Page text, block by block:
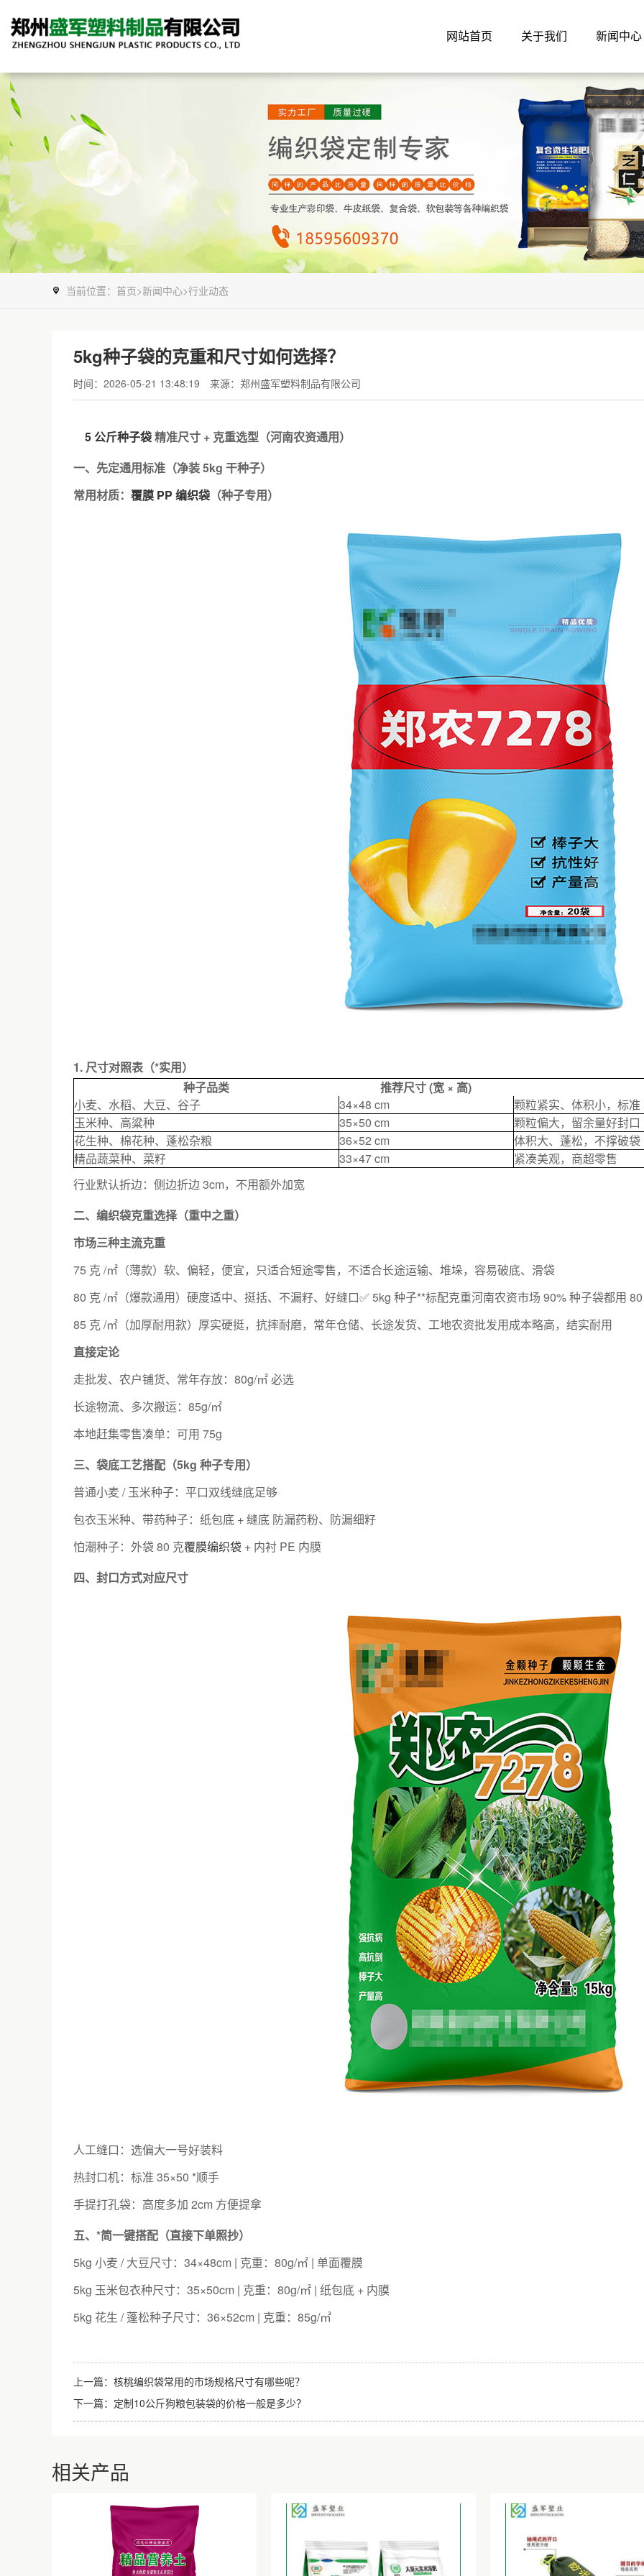
网站首页 关于我们 新闻中心
当前位置： 首页>新闻中心>行业动态
5kg种子袋的克重和尺寸如何选择？
时间：2026-05-21 13:48:19 来源：郑州盛军塑料制品有限公司
5 公斤种子袋精准尺寸 + 克重选型（河南农资通用）
一、先定通用标准（净装 5kg 干种子）
常用材质： 覆膜 PP 编织袋 （种子专用）
1. 尺寸对照表（*实用）
种子品类
推荐尺寸 (宽 × 高)
小麦、水稻、大豆、谷子
34×48 cm
颗粒紧实、体积小，标
玉米种、高粱种
35×50 cm
颗粒偏大，留余量好封口
花生种、棉花种、蓬松杂粮
36×52 cm
体积大、蓬松，不撑破袋
精品蔬菜种、菜籽
33×47 cm
紧凑美观，商超零售
行业默认折边：侧边折边 3cm，不用额外加宽
二、编织袋克重选择（重中之重）
市场三种主流克重
75 克 /㎡（薄款）软、偏轻，便宜，只适合短途零售，不适合长途运输、堆垛，容易破底、滑袋
80 克 /㎡（爆款通用）硬度适中、挺括、不漏籽、好缝口✅ 5kg 种子**标配克重河南农资市场 90% 种子袋都用
85 克 /㎡（加厚耐用款）厚实硬挺，抗摔耐磨，常年仓储、长途发货、工地农资批发用成本略高，结实耐用
直接定论
走批发、农户铺货、常年存放：80g/㎡ 必选
长途物流、多次搬运：85g/㎡
本地赶集零售凑单：可用 75g
三、袋底工艺搭配（5kg 种子专用）
普通小麦 / 玉米种子：平口双线缝底足够
包衣玉米种、带药种子：纸包底 + 缝底 防漏药粉、防漏细籽
怕潮种子：外袋 80 克覆膜编织袋 + 内衬 PE 内膜
四、封口方式对应尺寸
人工缝口：选偏大一号好装料
热封口机：标准 35×50 *顺手
手提打孔袋：高度多加 2cm 方便提拿
五、*简一键搭配（直接下单照抄）
5kg 小麦 / 大豆尺寸：34×48cm | 克重：80g/㎡ | 单面覆膜
5kg 玉米包衣种尺寸：35×50cm | 克重：80g/㎡ | 纸包底 + 内膜
5kg 花生 / 蓬松种子尺寸：36×52cm | 克重：85g/㎡
上一篇： 核桃编织袋常用的市场规格尺寸有哪些呢？
下一篇： 定制10公斤狗粮包装袋的价格一般是多少？
相关产品